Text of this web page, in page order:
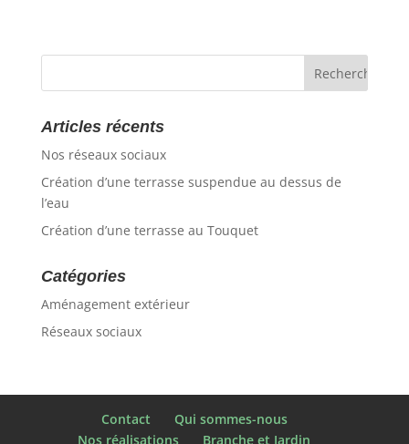
Articles récents
Nos réseaux sociaux
Création d’une terrasse suspendue au dessus de
l’eau
Création d’une terrasse au Touquet
Catégories
Aménagement extérieur
Réseaux sociaux
Contact
Qui sommes-nous
Nos réalisations
Branche et Jardin